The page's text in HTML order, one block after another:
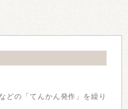
どの「てんかん発作」を繰り